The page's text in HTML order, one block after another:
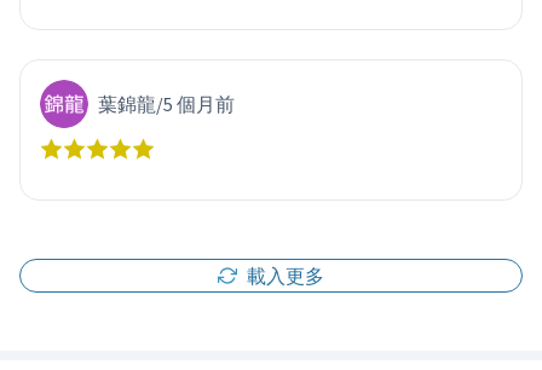
葉錦龍/5 個月前
載入更多